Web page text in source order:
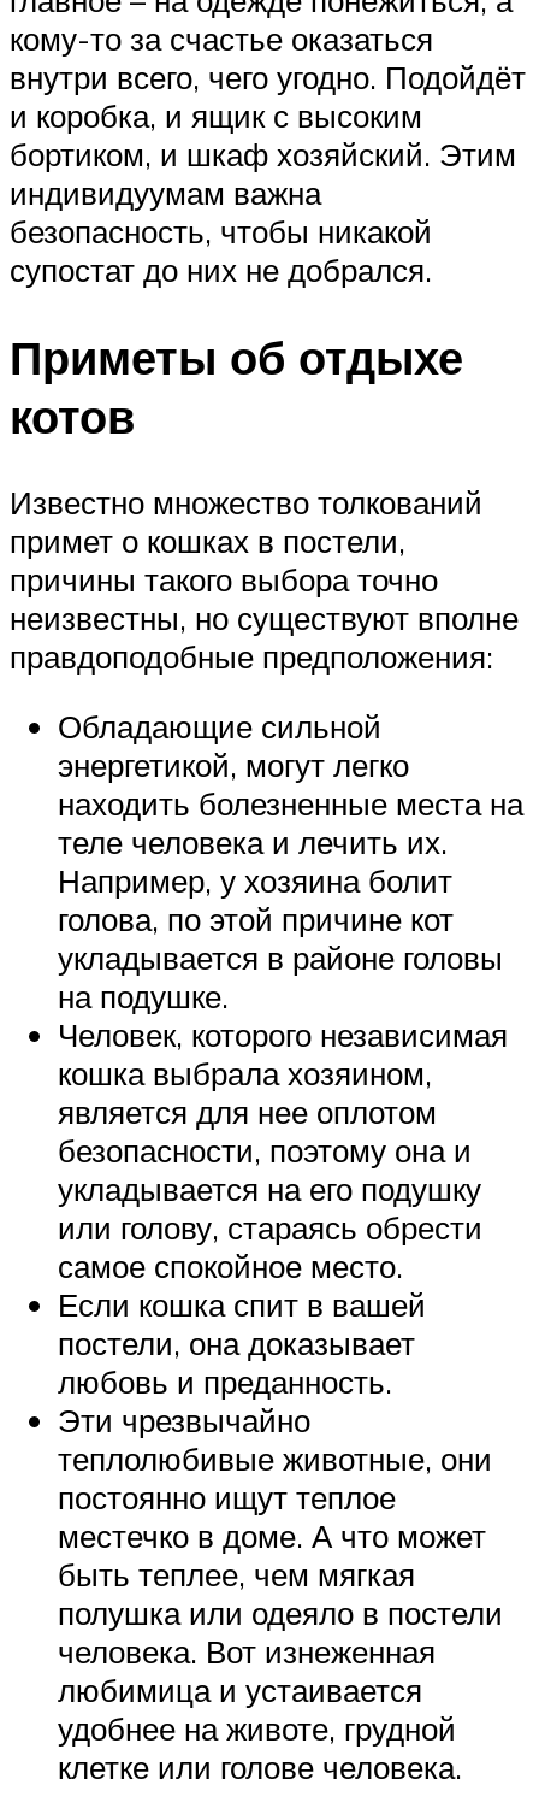
кому-то за счастье оказаться
внутри всего, чего угодно. Подойдёт
и коробка, и ящик с высоким
бортиком, и шкаф хозяйский. Этим
индивидуумам важна
безопасность, чтобы никакой
супостат до них не добрался.
Приметы об отдыхе
котов
Известно множество толкований
примет о кошках в постели,
причины такого выбора точно
неизвестны, но существуют вполне
правдоподобные предположения:
Обладающие сильной
энергетикой, могут легко
находить болезненные места на
теле человека и лечить их.
Например, у хозяина болит
голова, по этой причине кот
укладывается в районе головы
на подушке.
Человек, которого независимая
кошка выбрала хозяином,
является для нее оплотом
безопасности, поэтому она и
укладывается на его подушку
или голову, стараясь обрести
самое спокойное место.
Если кошка спит в вашей
постели, она доказывает
любовь и преданность.
Эти чрезвычайно
теплолюбивые животные, они
постоянно ищут теплое
местечко в доме. А что может
быть теплее, чем мягкая
полушка или одеяло в постели
человека. Вот изнеженная
любимица и устаивается
удобнее на животе, грудной
клетке или голове человека.